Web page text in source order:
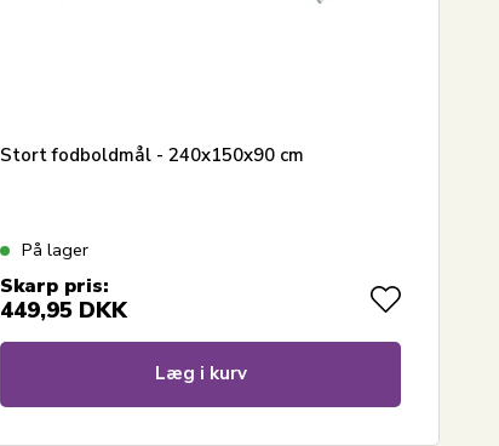
Stort fodboldmål - 240x150x90 cm
På lager
Skarp pris:
449,95 DKK
Læg i kurv